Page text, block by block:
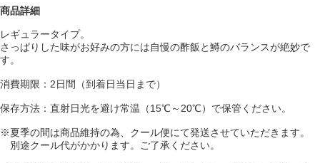
商品詳細
レギュラータイプ。
さっぱりした味がお好みの方には自慢の酢飯と鱒のバランスが絶妙で
す。
消費期限：2日間（到着日当日まで）
保存方法：直射日光を避け常温（15℃～20℃）で保管ください。
※夏季の間は商品維持の為、クール便にて発送させていただきます。
別途クール代がかかります。ご了承ください。